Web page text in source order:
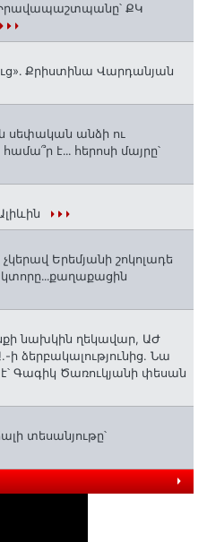
Իրավապաշտպանը՝ ՔԿ
Քրիստինա Վարդանյան
սեփական անձի ու
է․․․ հերոսի մայրը՝
Երեմյանի շոկոլադե
նախկին ղեկավար, ԱԺ
ձերբակալությունից. Նա
Գագիկ Ծառուկյանի փեսան
տեսանյութը՝